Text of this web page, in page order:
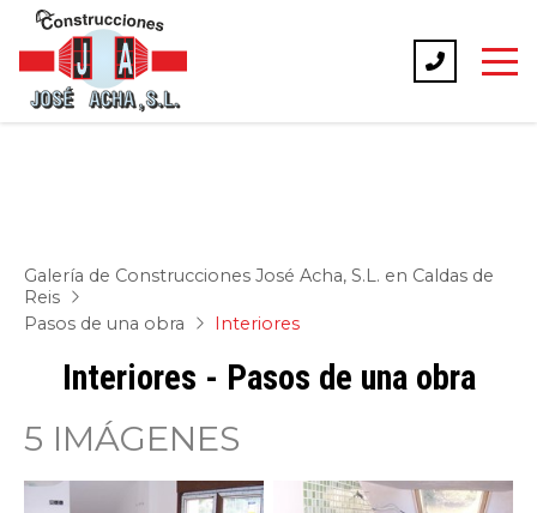
Galería de Construcciones José Acha, S.L. en Caldas de
Reis
Pasos de una obra
Interiores
Interiores - Pasos de una obra
5 IMÁGENES